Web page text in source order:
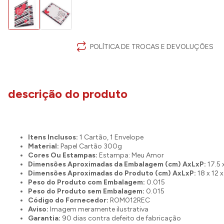
POLÍTICA DE TROCAS E DEVOLUÇÕES
descrição do produto
Itens Inclusos: 1 Cartão, 1 Envelope
Material: Papel Cartão 300g
Cores Ou Estampas: Estampa: Meu Amor
Dimensões Aproximadas da Embalagem (cm) AxLxP: 17.5
Dimensões Aproximadas do Produto (cm) AxLxP: 18 x 12 x
Peso do Produto com Embalagem: 0.015
Peso do Produto sem Embalagem: 0.015
Código do Fornecedor: ROM012REC
Aviso: Imagem meramente ilustrativa
Garantia: 90 dias contra defeito de fabricação